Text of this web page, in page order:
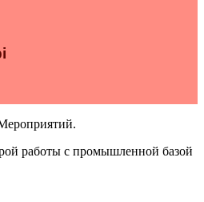
работы с промышленной базой